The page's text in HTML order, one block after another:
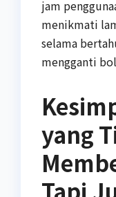
jam
menikmati
selama
mengganti
yang